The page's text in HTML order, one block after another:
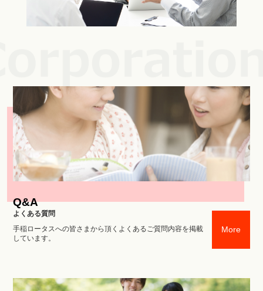
Q&A
よくある質問
手稲ロータスへの皆さまから頂くよくあるご質問内容を掲載
しています。
More